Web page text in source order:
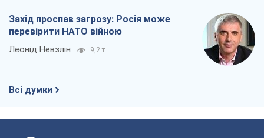
Захід проспав загрозу: Росія може
перевірити НАТО війною
Леонід Невзлін 9,2 т.
Всі думки